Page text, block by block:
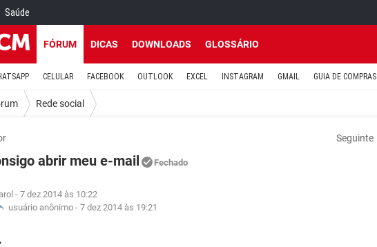
Saúde
FÓRUM DICAS DOWNLOADS GLOSSÁRIO
CELULAR FACEBOOK OUTLOOK EXCEL INSTAGRAM GMAIL GUIA DE COMPRAS
Rede social
Seguinte
abrir meu e-mail Fechado
- 7 dez 2014 às 10:22
usuário anônimo - 7 dez 2014 às 19:21